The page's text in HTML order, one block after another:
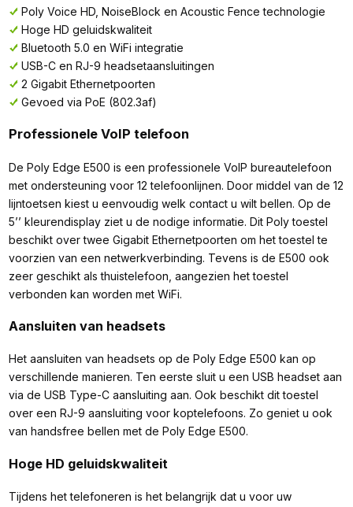
Poly Voice HD, NoiseBlock en Acoustic Fence technologie
Hoge HD geluidskwaliteit
Bluetooth 5.0 en WiFi integratie
USB-C en RJ-9 headsetaansluitingen
2 Gigabit Ethernetpoorten
Gevoed via PoE (802.3af)
Professionele VoIP telefoon
De Poly Edge E500 is een professionele VoIP bureautelefoon
met ondersteuning voor 12 telefoonlijnen. Door middel van de 12
lijntoetsen kiest u eenvoudig welk contact u wilt bellen. Op de
5’’ kleurendisplay ziet u de nodige informatie. Dit Poly toestel
beschikt over twee Gigabit Ethernetpoorten om het toestel te
voorzien van een netwerkverbinding. Tevens is de E500 ook
zeer geschikt als thuistelefoon, aangezien het toestel
verbonden kan worden met WiFi.
Aansluiten van headsets
Het aansluiten van headsets op de Poly Edge E500 kan op
verschillende manieren. Ten eerste sluit u een USB headset aan
via de USB Type-C aansluiting aan. Ook beschikt dit toestel
over een RJ-9 aansluiting voor koptelefoons. Zo geniet u ook
van handsfree bellen met de Poly Edge E500.
Hoge HD geluidskwaliteit
Tijdens het telefoneren is het belangrijk dat u voor uw